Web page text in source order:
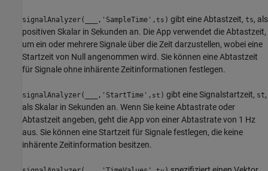
signalAnalyzer( ,'SampleTime',ts ) gibt eine Abtastzeit, ts, als
positiven Skalar in Sekunden an. Die App verwendet die Abtastzeit,
um ein oder mehrere Signale über die Zeit darzustellen, wobei eine
Startzeit von Null angenommen wird. Sie können eine Abtastzeit
für Signale ohne inhärente Zeitinformationen festlegen.
signalAnalyzer( ,'StartTime', st ) gibt eine Signalstartzeit, st,
als Skalar in Sekunden an. Wenn Sie keine Abtastrate oder
Abtastzeit angeben, geht die App von einer Abtastrate von 1 Hz
aus. Sie können eine Startzeit für Signale festlegen, die keine
inhärente Zeitinformation besitzen.